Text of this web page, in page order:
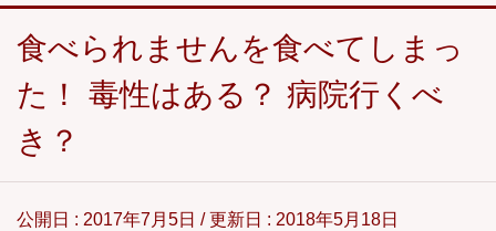
食べられませんを食べてしまっ
た！ 毒性はある？ 病院行くべ
き？
公開日 : 2017年7月5日 / 更新日 : 2018年5月18日